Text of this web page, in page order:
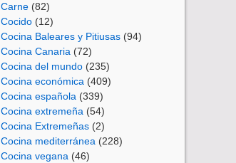
Carne (82)
Cocido (12)
Cocina Baleares y Pitiusas (94)
Cocina Canaria (72)
Cocina del mundo (235)
Cocina económica (409)
Cocina española (339)
Cocina extremeña (54)
Cocina Extremeñas (2)
Cocina mediterránea (228)
Cocina vegana (46)